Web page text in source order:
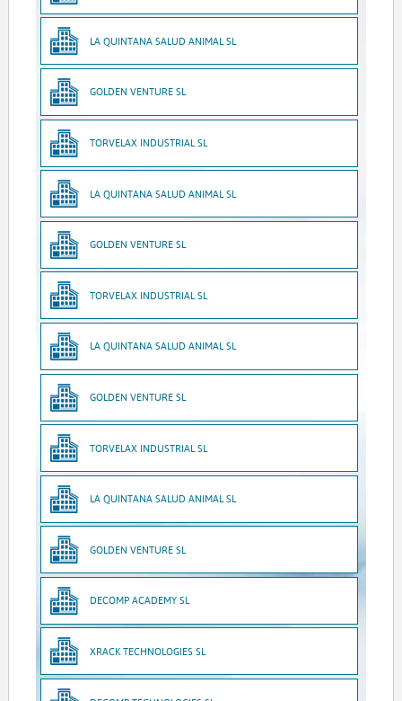
LA QUINTANA SALUD ANIMAL SL
GOLDEN VENTURE SL
TORVELAX INDUSTRIAL SL
LA QUINTANA SALUD ANIMAL SL
GOLDEN VENTURE SL
TORVELAX INDUSTRIAL SL
LA QUINTANA SALUD ANIMAL SL
GOLDEN VENTURE SL
TORVELAX INDUSTRIAL SL
LA QUINTANA SALUD ANIMAL SL
GOLDEN VENTURE SL
DECOMP ACADEMY SL
XRACK TECHNOLOGIES SL